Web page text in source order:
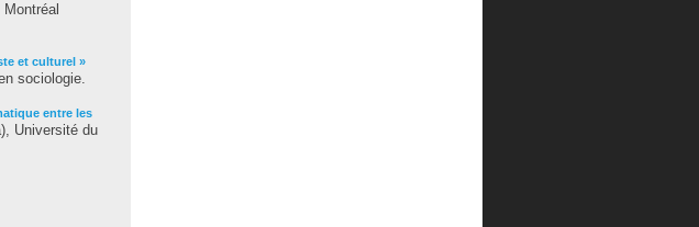
Montréal
et culturel »
sociologie.
entre les
Université du